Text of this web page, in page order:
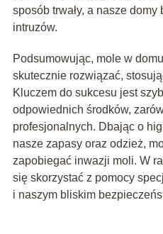
sposób trwały, a nasze
intruzów.
Podsumowując, mole w
skutecznie rozwiązać,
Kluczem do sukcesu jest
odpowiednich środków,
profesjonalnych. Dbając o
nasze zapasy oraz odzież,
zapobiegać inwazji moli. W
się skorzystać z pomocy
i naszym bliskim